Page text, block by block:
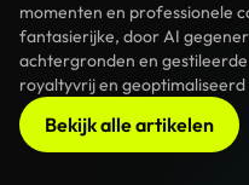
momenten en professionele
fantasierijke, door AI
achtergronden en
royaltyvrij en
Bekijk alle artikelen